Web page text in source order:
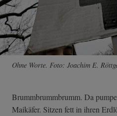
Ohne Worte. Foto: Joachim E.
Brummbrummbrumm. Da
Maikäfer. Sitzen fett in ihren